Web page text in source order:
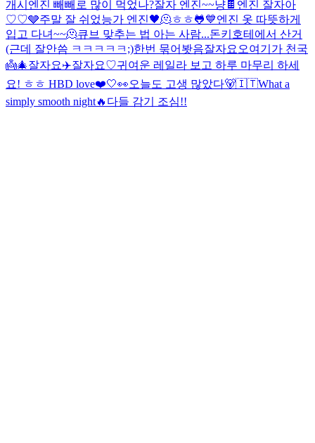
개시 엔진 빼빼로 많이 먹었나?잘자 엔진~~냥 🍫 엔진 잘자아
♡♡🩶주말 잘 쉬었능가 엔진🖤🫠ㅎㅎ🐸💙엔진 옷 따뜻하게
입고 다녀~~🫠큐브 맞추는 법 아는 사람...돈키호테에서 산거
(근데 잘안씀 ㅋㅋㅋㅋㅋ;)한번 묶어봣음잘자요오여기가 천국
👼🎄잘자요✈️잘자요♡귀여운 레일라 보고 하루 마무리 하세
요! ㅎㅎ HBD love❤️🤍👀오늘도 고생 많았다🐻🇮🇹What a
simply smooth night🔥 다들 감기 조심!!